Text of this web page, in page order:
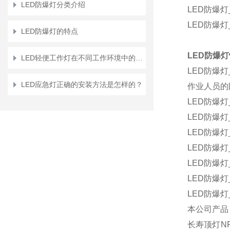
LED防爆灯分类介绍
LED防爆灯的特点
LED应急灯正确的安装方法是怎样的？
LED防爆灯
LED防爆灯
LED 防爆
LED防爆灯
作业人员
LED防爆灯
LED防爆灯
LED防爆灯
LED防爆灯
LED防爆灯
LED防爆灯
LED防爆灯
本公司产品
长寿顶灯